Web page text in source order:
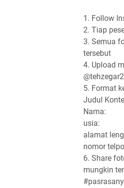
1. Follow
2. Tiap
3. Semua
tersebut
4. Upload
5. Format
Judul
Nama:
usia:
alamat
nomor
6. Share
mungkin